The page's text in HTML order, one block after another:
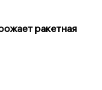
ракетная